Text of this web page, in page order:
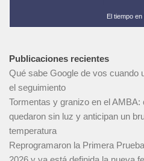
El tiempo
Publicaciones recientes
Qué sabe Google de vos cuando
el seguimiento
Tormentas y granizo en el AMBA:
quedaron sin luz y anticipan un
temperatura
Reprogramaron la Primera